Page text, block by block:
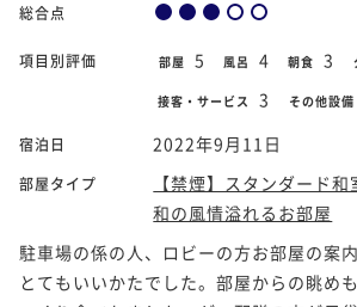
総合点
項目別評価 部屋 5 風呂 4 朝食 3
接客・サービス 3 その他設備
宿泊日 2022年9月11日
部屋タイプ
【禁煙】スタンダード
和の風情溢れるお部屋
駐車場の係の人、ロビーの方お部屋の案
とてもいいかたでした。部屋からの眺め